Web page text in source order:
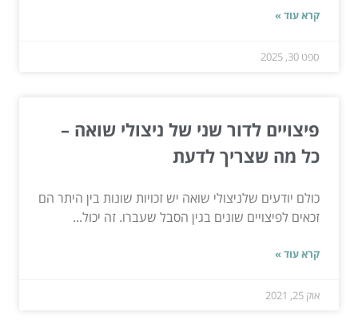
קרא עוד »
ספט 30, 2025
פיצויים לדור שני של ניצולי שואה –
כל מה שצריך לדעת
כולם יודעים שלניצולי שואה יש זכויות שונות בין היתר הם
זכאים לפיצויים שונים בגין הסבל שעברו. זה יכול...
קרא עוד »
אוק 25, 2021